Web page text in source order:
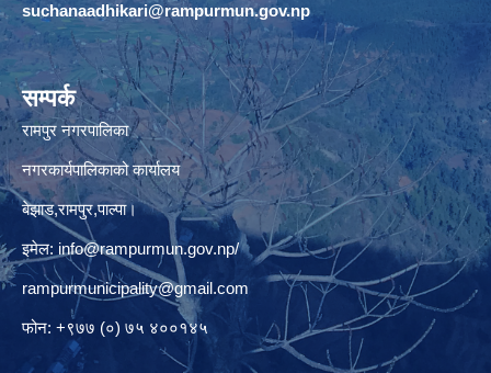
suchanaadhikari@rampurmun.gov.np
सम्पर्क
रामपुर नगरपालिका
नगरकार्यपालिकाको कार्यालय
बेझाड,रामपुर,पाल्पा।
इमेल: info@rampurmun.gov.np/
rampurmunicipality@gmail.com
फोन: +९७७ (०) ७५ ४००१४५